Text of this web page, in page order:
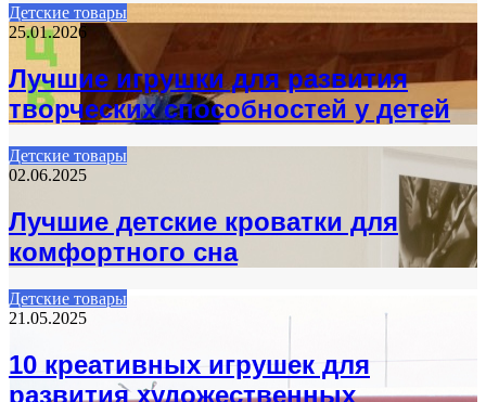
Детские товары
25.01.2026
Лучшие игрушки для развития
творческих способностей у детей
Детские товары
02.06.2025
Лучшие детские кроватки для
комфортного сна
Детские товары
21.05.2025
10 креативных игрушек для
развития художественных